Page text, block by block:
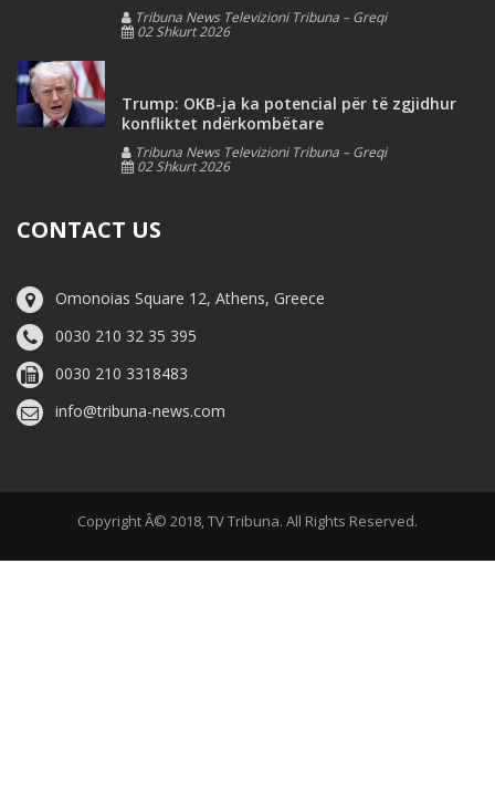
Tribuna News Televizioni Tribuna – Greqi
02 Shkurt 2026
Trump: OKB-ja ka potencial për të zgjidhur
konfliktet ndërkombëtare
Tribuna News Televizioni Tribuna – Greqi
02 Shkurt 2026
CONTACT US
Omonoias Square 12, Athens, Greece
0030 210 32 35 395
0030 210 3318483
info@tribuna-news.com
Copyright Â© 2018, TV Tribuna. All Rights Reserved.